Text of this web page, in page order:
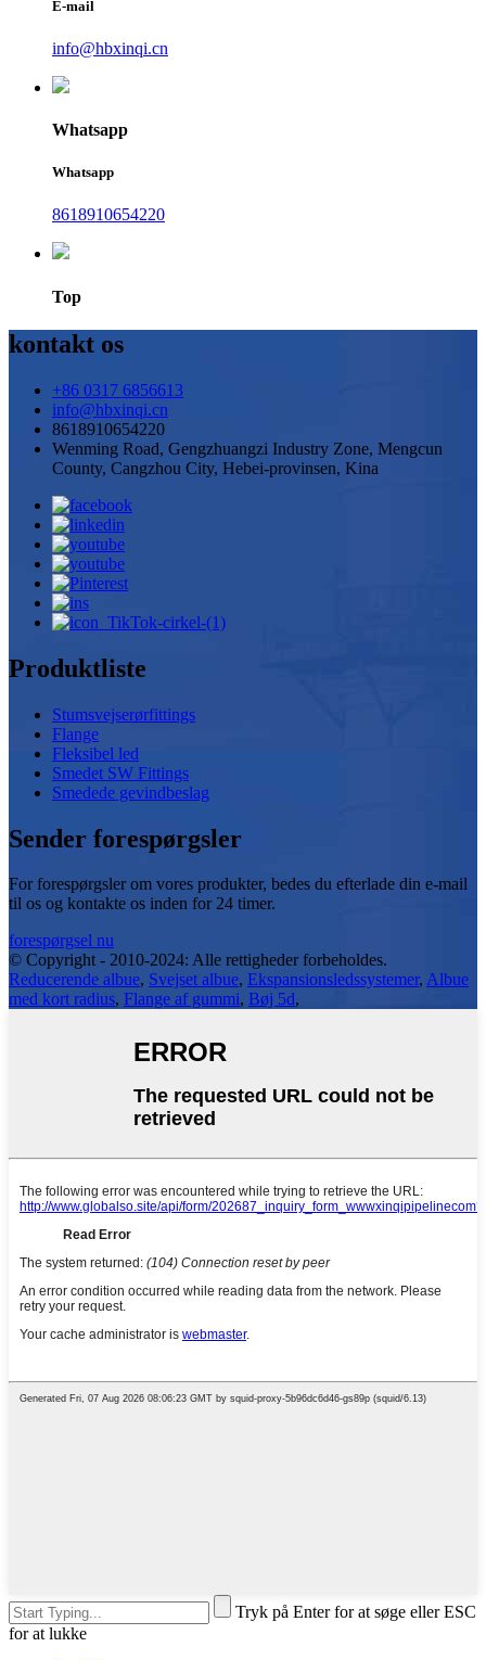
E-mail
info@hbxinqi.cn
Whatsapp
Whatsapp
8618910654220
Top
kontakt os
+86 0317 6856613
info@hbxinqi.cn
8618910654220
Wenming Road, Gengzhuangzi Industry Zone, Mengcun
County, Cangzhou City, Hebei-provinsen, Kina
Produktliste
Stumsvejserørfittings
Flange
Fleksibel led
Smedet SW Fittings
Smedede gevindbeslag
Sender forespørgsler
For forespørgsler om vores produkter, bedes du efterlade din e-mail
til os og kontakte os inden for 24 timer.
forespørgsel nu
© Copyright - 2010-2024: Alle rettigheder forbeholdes.
Reducerende albue, Svejset albue, Ekspansionsledssystemer, Albue
med kort radius, Flange af gummi, Bøj 5d,
Tryk på Enter for at søge eller ESC
for at lukke